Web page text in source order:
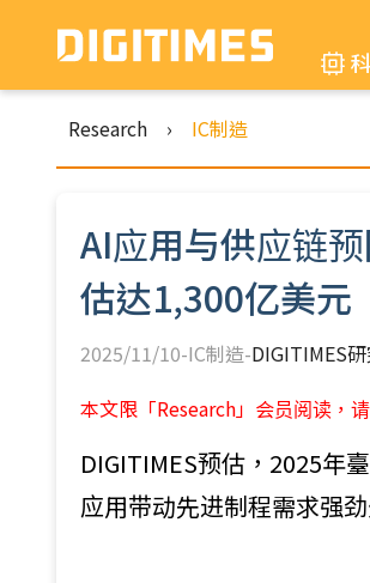
Research › IC制造
AI应用与供应链
估达1,300亿美
2025/11/10-IC制造-DIGITIMES
本文限「Research」会员阅读，请
DIGITIMES预估，2025年
应用带动先进制程需求强